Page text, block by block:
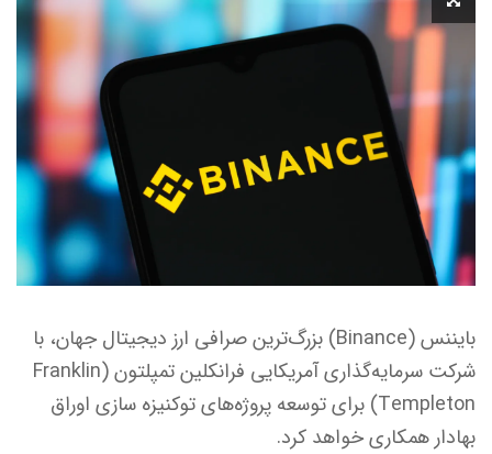
بایننس (Binance) بزرگ‌ترین صرافی ارز دیجیتال جهان، با
شرکت سرمایه‌گذاری آمریکایی فرانکلین تمپلتون (Franklin
Templeton) برای توسعه پروژه‌های توکنیزه سازی اوراق
بهادار همکاری خواهد کرد.